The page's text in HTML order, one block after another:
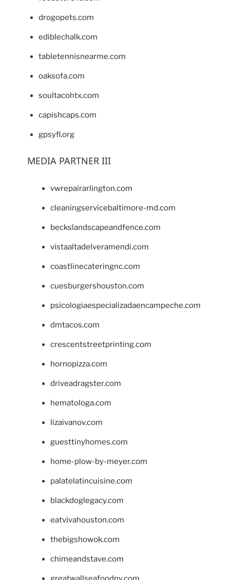
drogopets.com
ediblechalk.com
tabletennisnearme.com
oaksofa.com
soultacohtx.com
capishcaps.com
gpsyfl.org
MEDIA PARTNER III
vwrepairarlington.com
cleaningservicebaltimore-md.com
beckslandscapeandfence.com
vistaaltadelveramendi.com
coastlinecateringnc.com
cuesburgershouston.com
psicologiaespecializadaencampeche.com
dmtacos.com
crescentstreetprinting.com
hornopizza.com
driveadragster.com
hematologa.com
lizaivanov.com
guesttinyhomes.com
home-plow-by-meyer.com
palatelatincuisine.com
blackdoglegacy.com
eatvivahouston.com
thebigshowok.com
chimeandstave.com